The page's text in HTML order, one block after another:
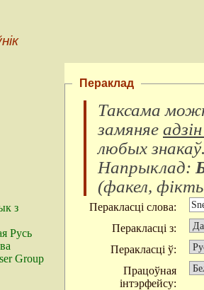
з
Русь
Group
Пераклад
Таксама
замяняе
любых знакаў
Напрыклад:
(факел,
Перакласці слова:
Перакласці з:
Перакласці ў:
Працоўная
інтэрфейсу: